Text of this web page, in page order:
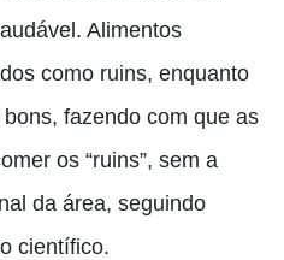
Alimentos
como ruins, enquanto
fazendo com que as
os “ruins”, sem a
da área, seguindo
científico.